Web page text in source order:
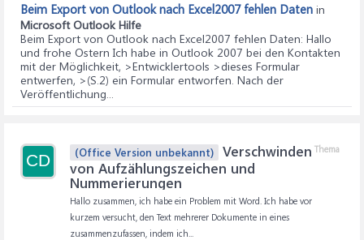
Beim Export von Outlook nach Excel2007 fehlen Daten in
Microsoft Outlook Hilfe
Beim Export von Outlook nach Excel2007 fehlen Daten: Hallo
und frohe Ostern Ich habe in Outlook 2007 bei den Kontakten
mit der Möglichkeit, >Entwicklertools >dieses Formular
entwerfen, >(S.2) ein Formular entworfen. Nach der
Veröffentlichung...
CD
Thema
(Office Version unbekannt)
Verschwinden
von Aufzählungszeichen und
Nummerierungen
Hallo zusammen, ich habe ein Problem mit Word. Ich habe vor
kurzem versucht, den Text mehrerer Dokumente in eines
zusammenzufassen, indem ich...